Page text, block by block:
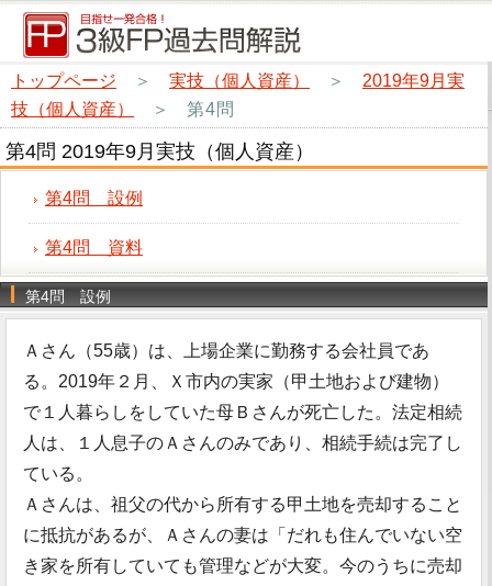
トップページ ＞ 実技（個人資産） ＞ 2019年9月実
技（個人資産）
＞ 第4問
第4問 2019年9月実技（個人資産）
第4問 設例
第4問 資料
第4問 設例
Ａさん（55歳）は、上場企業に勤務する会社員であ
る。2019年２月、Ｘ市内の実家（甲土地および建物）
で１人暮らしをしていた母Ｂさんが死亡した。法定相続
人は、１人息子のＡさんのみであり、相続手続は完了し
ている。
Ａさんは、祖父の代から所有する甲土地を売却すること
に抵抗があるが、Ａさんの妻は「だれも住んでいない空
き家を所有していても管理などが大変。今のうちに売却